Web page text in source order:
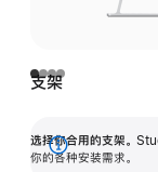
支架
选择你合用的支架。
你的各种安装需求。
展